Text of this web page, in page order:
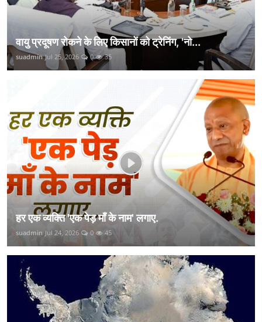
वायु प्रदूषण रोकने के लिए किसानों को ट्रेनिंग, 'नो...
suadmin Jul 25, 2026 0 35
हर एक व्यक्ति 'एक पेड़ माँ के नाम' लगाए.
suadmin Jul 24, 2026 0 45